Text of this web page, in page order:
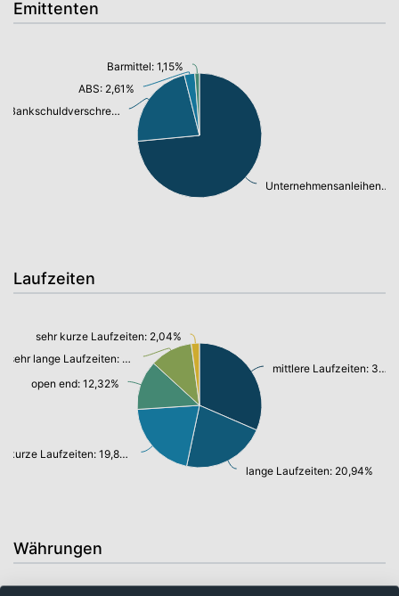
Emittenten
Unternehmensanleihen: 70,48%
Bankschuldverschreibung: 21,64%
ABS: 2,61%
Barmittel: 1,15%
Laufzeiten
mittlere Laufzeiten: 30,24%
lange Laufzeiten: 20,94%
kurze Laufzeiten: 19,81%
open end: 12,32%
sehr lange Laufzeiten: 10,61%
sehr kurze Laufzeiten: 2,04%
Währungen